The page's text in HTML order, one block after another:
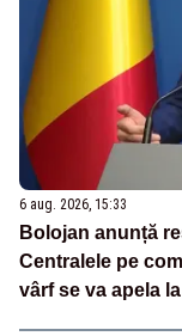
6 aug. 2026, 15:33
Bolojan anunță
Centralele pe
vârf se va apela